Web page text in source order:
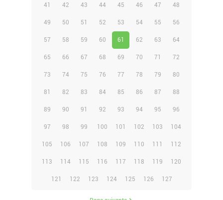
41 42 43 44 45 46 47 48
49 50 51 52 53 54 55 56
57 58 59 60 61 62 63 64
65 66 67 68 69 70 71 72
73 74 75 76 77 78 79 80
81 82 83 84 85 86 87 88
89 90 91 92 93 94 95 96
97 98 99 100 101 102 103 104
105 106 107 108 109 110 111 112
113 114 115 116 117 118 119 120
121 122 123 124 125 126 127